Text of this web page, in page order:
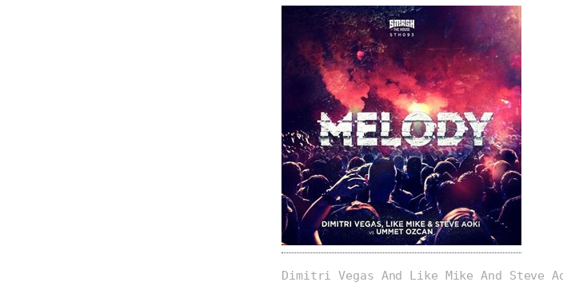
Dimitri Vegas And Like Mike And Steve